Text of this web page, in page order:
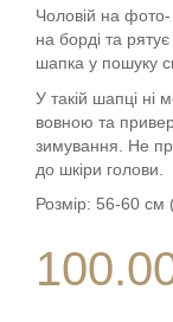
Чоловій на фото-
на борді та
шапка у пошуку
У такій шапці ні
вовною та
зимування. Не
до шкіри голови.
Розмір: 56-60 см